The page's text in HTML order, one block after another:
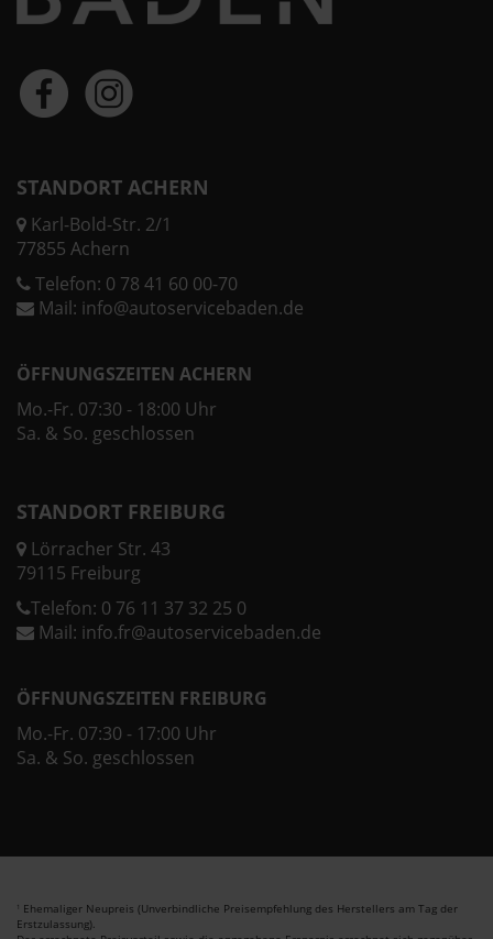
STANDORT ACHERN
Karl-Bold-Str. 2/1
77855 Achern
Telefon: 0 78 41 60 00-70
Mail: info@autoservicebaden.de
ÖFFNUNGSZEITEN ACHERN
Mo.-Fr. 07:30 - 18:00 Uhr
Sa. & So. geschlossen
STANDORT FREIBURG
Lörracher Str. 43
79115 Freiburg
Telefon: 0 76 11 37 32 25 0
Mail: info.fr@autoservicebaden.de
ÖFFNUNGSZEITEN FREIBURG
Mo.-Fr. 07:30 - 17:00 Uhr
Sa. & So. geschlossen
1 Ehemaliger Neupreis (Unverbindliche Preisempfehlung des Herstellers am Tag der
Erstzulassung).